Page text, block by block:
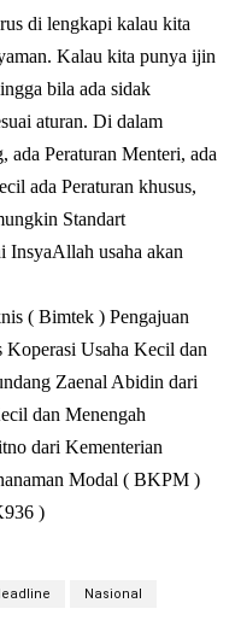
di lengkapi kalau kita
Kalau kita punya ijin
bila ada sidak
aturan. Di dalam
ada Peraturan Menteri, ada
ada Peraturan khusus,
Standart
InsyaAllah usaha akan
( Bimtek ) Pengajuan
Usaha Kecil dan
Zaenal Abidin dari
dan Menengah
dari Kementerian
Modal ( BKPM )
)
Nasional